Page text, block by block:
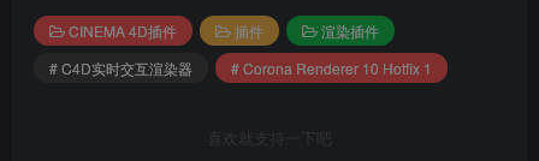
删除了旧的向后兼容性转换对话框（在加载某些旧
场景时打开）并替换为错误对话框
这也解决了 C4D 2023 中未显示转换选项时的
CINEMA 4D插件 插件
渲染插件
# C4D实时交互渲染器
# Corona Renderer 10 Hotfix 1
喜欢就支持一下吧